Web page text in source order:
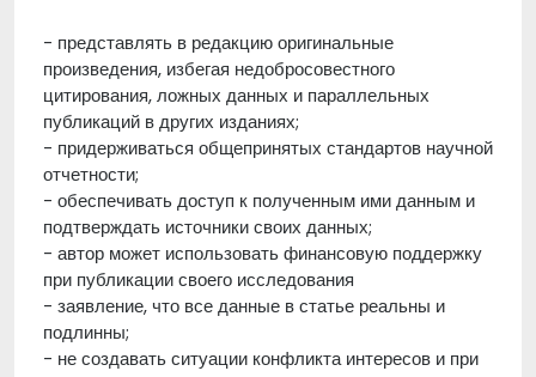
- представлять в редакцию оригинальные
произведения, избегая недобросовестного
цитирования, ложных данных и параллельных
публикаций в других изданиях;
- придерживаться общепринятых стандартов научной
отчетности;
- обеспечивать доступ к полученным ими данным и
подтверждать источники своих данных;
- автор может использовать финансовую поддержку
при публикации своего исследования
- заявление, что все данные в статье реальны и
подлинны;
- не создавать ситуации конфликта интересов и при